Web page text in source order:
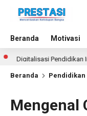
Beranda Motivasi
Pendidikan
Beranda Pendidikan
Mengenal